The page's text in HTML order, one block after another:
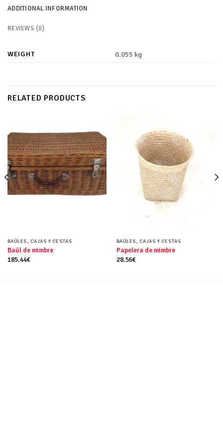
ADDITIONAL INFORMATION
REVIEWS (0)
WEIGHT 0.055 kg
RELATED PRODUCTS
BAÚLES, CAJAS Y CESTAS
Baúl de mimbre
185.44€
BAÚLES, CAJAS Y CESTAS
Papelera de mimbre
28.56€